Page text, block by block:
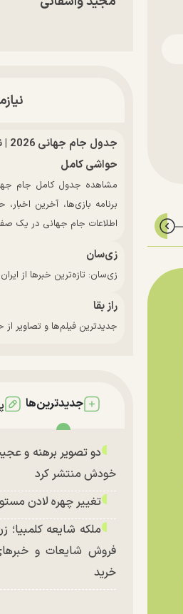
حواشی کامل
برنامه بازی‌ها، آخرین
اطلاعات جام جهانی در یک
زی‌سان
زی‌سان: تازه‌ترین خبرها از
راز بقا
جدیدترین فیلم‌ها و تصاویر
جدیدترین‌ها
دو تصویر برهنه و
خودش منتشر کرد
تغییر چهره لادن
فروش شایعات و
خرید